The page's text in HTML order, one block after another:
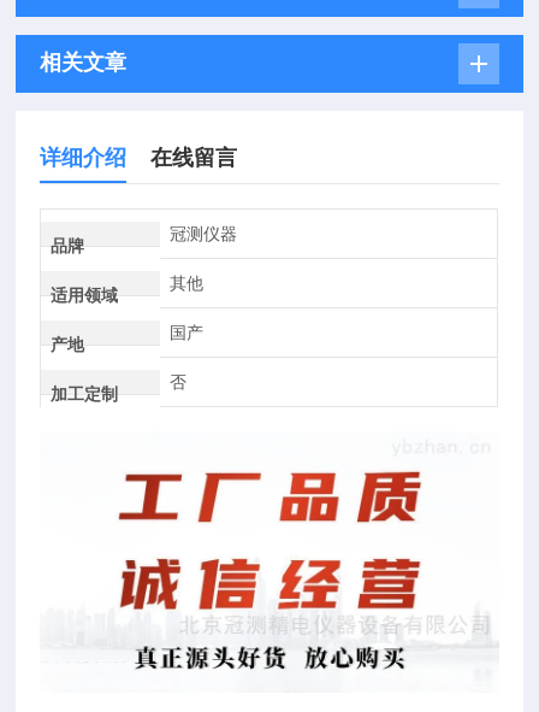
相关文章
详细介绍 在线留言
品牌
冠测仪器
适用领域
其他
产地
国产
加工定制
否